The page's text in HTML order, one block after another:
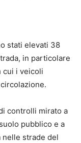
stati elevati 38
in particolare
cui i veicoli
controlli mirato a
pubblico e a
strade del